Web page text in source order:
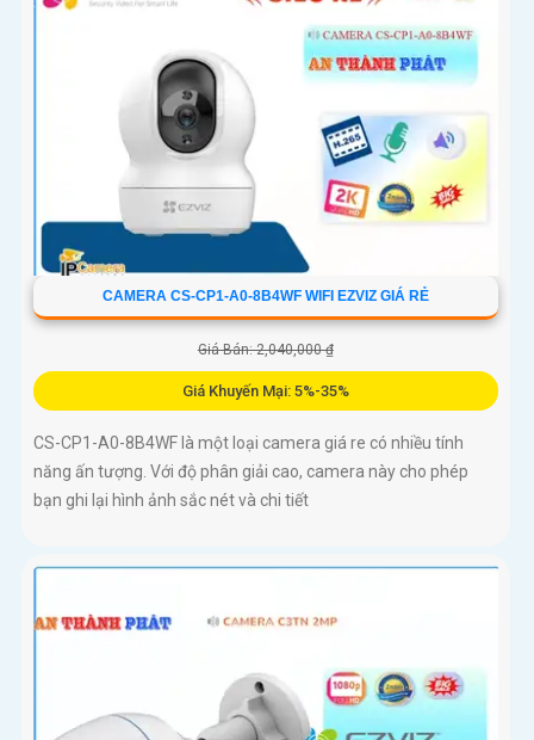
CAMERA CS-CP1-A0-8B4WF WIFI EZVIZ GIÁ RẺ
Giá Bán: 2,040,000 ₫
Giá Khuyến Mại: 5%-35%
CS-CP1-A0-8B4WF là một loại camera giá re có nhiều tính
năng ấn tượng. Với độ phân giải cao, camera này cho phép
bạn ghi lại hình ảnh sắc nét và chi tiết